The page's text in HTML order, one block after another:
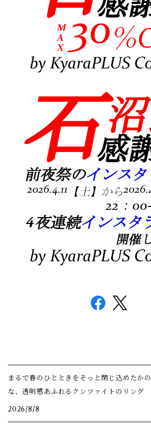
まるで春のひとときをそっと閉じ込めたか
な、透明感あふれるクンツァイトのリング
2026/8/8